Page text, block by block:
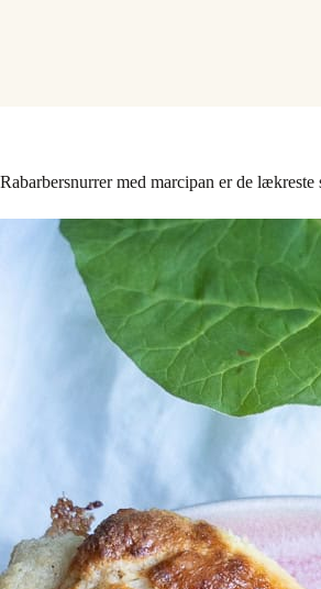
Rabarbersnurrer med marcipan er de